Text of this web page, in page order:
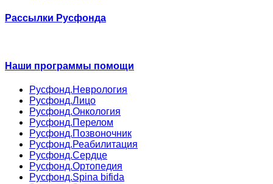
Рассылки Русфонда
Наши программы помощи
Русфонд.Неврология
Русфонд.Лицо
Русфонд.Онкология
Русфонд.Перелом
Русфонд.Позвоночник
Русфонд.Реабилитация
Русфонд.Сердце
Русфонд.Ортопедия
Русфонд.Spina bifida